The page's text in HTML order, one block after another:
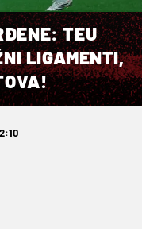
TEU
LIGAMENTI,